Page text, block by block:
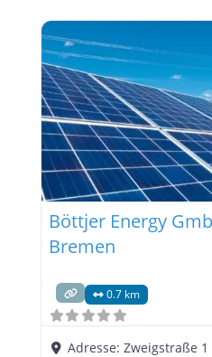
Böttjer Energy
Bremen
0.7 km
Adresse:Zweigstraße 1